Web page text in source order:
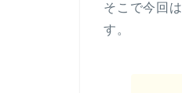
そこで今回は
す。